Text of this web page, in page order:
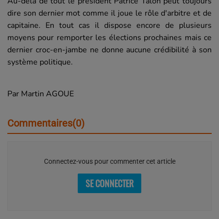
dire son dernier mot comme il joue le rôle d'arbitre et de
capitaine. En tout cas il dispose encore de plusieurs
moyens pour remporter les élections prochaines mais ce
dernier croc-en-jambe ne donne aucune crédibilité à son
système politique.
Par Martin AGOUE
Commentaires(0)
Connectez-vous pour commenter cet article
SE CONNECTER